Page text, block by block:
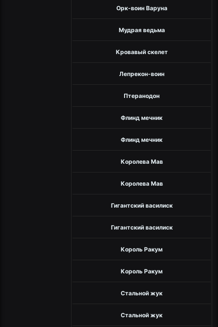
Орк-воин Варуна
Мудрая ведьма
Кровавый скелет
Лепрекон-воин
Птеранодон
Флинд мечник
Флинд мечник
Королева Мав
Королева Мав
Гигантский василиск
Гигантский василиск
Король Ракум
Король Ракум
Стальной жук
Стальной жук